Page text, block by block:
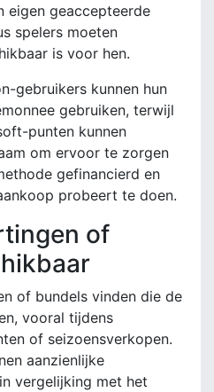
eigen geaccepteerde
spelers moeten
is voor hen.
gebruikers kunnen hun
gebruiken, terwijl
punten kunnen
om ervoor te zorgen
gefinancierd en
probeert te doen.
of
of bundels vinden die de
vooral tijdens
of seizoensverkopen.
aanzienlijke
vergelijking met het